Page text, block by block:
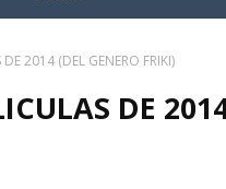
DE 2014 (DEL GENERO FRIKI)
DE